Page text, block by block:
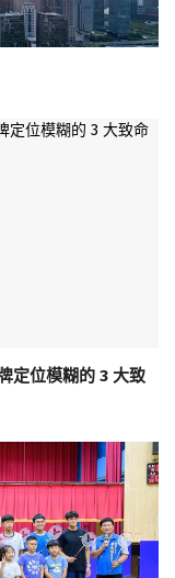
定位模糊的 3 大致